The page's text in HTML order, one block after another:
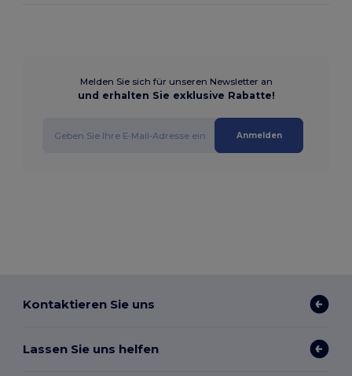
Melden Sie sich für unseren Newsletter an
und erhalten Sie exklusive Rabatte!
Anmelden
Kontaktieren Sie uns
Lassen Sie uns helfen